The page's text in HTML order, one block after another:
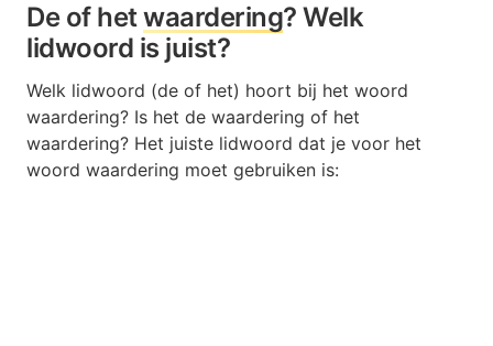
De of hetwaardering? Welk
lidwoord is juist?
Welk lidwoord (de of het) hoort bij het woord
waardering? Is het de waardering of het
waardering? Het juiste lidwoord dat je voor het
woord waardering moet gebruiken is: